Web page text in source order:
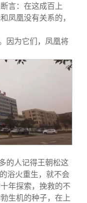
言：在这成百上
凤凰没有关系的，
因为它们，凤凰将
的人记得王朝松这
浴火重生，就不会
年探索，挽救的不
生机的种子，在上